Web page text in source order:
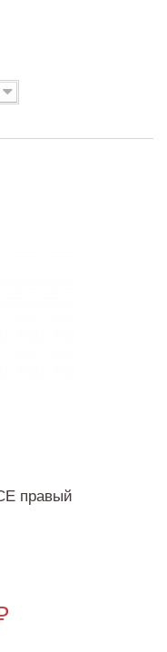
правый